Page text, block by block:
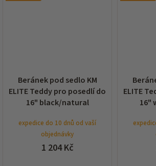
Beránek pod sedlo KM
ELITE Teddy pro posedlí do
16" black/natural
expedice do 10 dnů od vaší
objednávky
1 204 Kč
ELITE
16"